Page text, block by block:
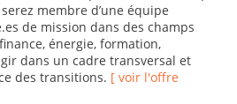
membre d’une équipe
de mission dans des champs
énergie, formation,
dans un cadre transversal et
des transitions. [ voir l'offre